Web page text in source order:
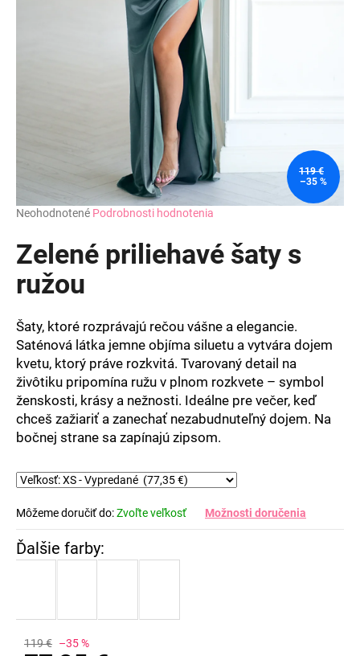
Priemerné
produktu
je
hviezdičiek.
Neohodnotené Podrobnosti hodnotenia
Zelené priliehavé šaty s
ružou
Šaty, ktoré rozprávajú rečou vášne a elegancie.
Saténová látka jemne objíma siluetu a vytvára dojem
kvetu, ktorý práve rozkvitá. Tvarovaný detail na
živôtiku pripomína ružu v plnom rozkvete – symbol
ženskosti, krásy a nežnosti. Ideálne pre večer, keď
chceš zažiariť a zanechať nezabudnuteľný dojem. Na
bočnej strane sa zapínajú zipsom.
Môžeme doručiť do:Zvoľte veľkosť Možnosti doručenia
119 € –35 %
119 €
–35 %
HĽADAŤ
O
d
p
r
ú
č
a
m
e